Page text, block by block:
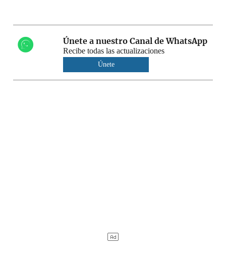
Únete a nuestro Canal de WhatsApp
Recibe todas las actualizaciones
Únete